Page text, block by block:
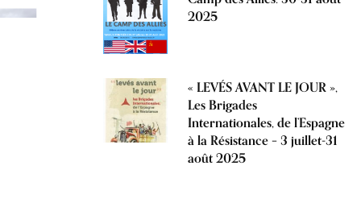
2025
« LEVÉS AVANT LE JOUR »,
Les Brigades
Internationales, de l’Espagne
à la Résistance – 3 juillet-31
août 2025